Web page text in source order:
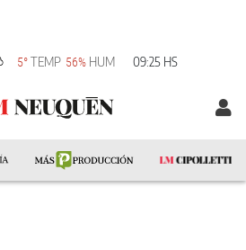
5° TEMP 56% HUM 09:25 HS